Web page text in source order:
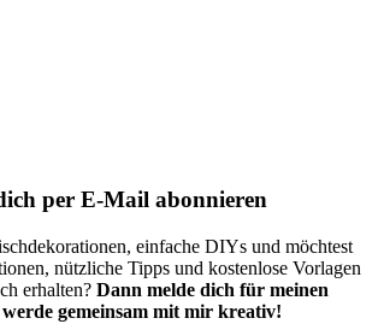
per E-Mail abonnieren
einfache DIYs und möchtest
nützliche Tipps und kostenlose Vorlagen
erhalten? Dann melde dich für meinen
gemeinsam mit mir kreativ!